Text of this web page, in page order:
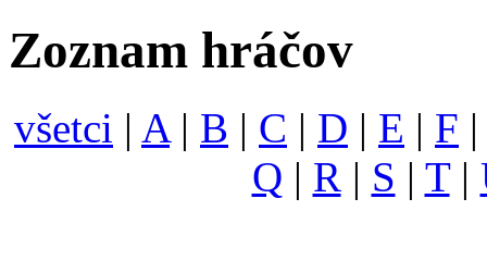
Zoznam hráčov
všetci | A| B | C | D | E | F
Q | R| S | T|